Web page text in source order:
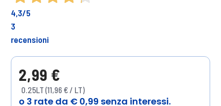
4,3/5
3
recensioni
2,99 €
0.25LT (11,96 € / LT)